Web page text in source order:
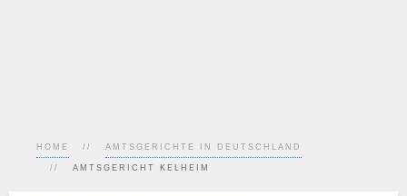
HOME AMTSGERICHTE IN DEUTSCHLAND
AMTSGERICHT KELHEIM